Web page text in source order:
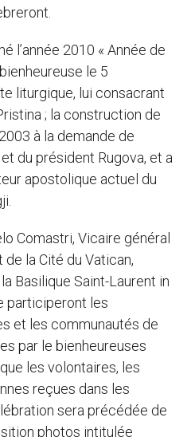
l’année 2010 « Année de
le 5
liturgique, lui consacrant
; la construction de
à la demande de
du président Rugova, et a
apostolique actuel du
Comastri, Vicaire général
de la Cité du Vatican,
Basilique Saint-Laurent in
participeront les
et les communautés de
par le bienheureuses
les volontaires, les
reçues dans les
sera précédée de
photos intitulée